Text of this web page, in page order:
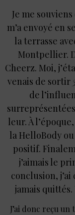
Je me
m’a envoyé en
la terrasse
Montpellier.
Cheerz. Moi,
venais de sortir
de
leur. À
la HelloBody
positif.
j’aimais le
conclusion, j’ai
jamais
J’ai donc reçu